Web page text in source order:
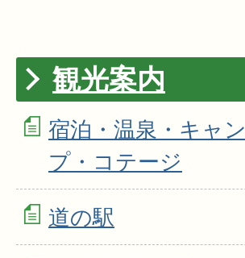
観光案内
宿泊・温泉・キャン
プ・コテージ
道の駅